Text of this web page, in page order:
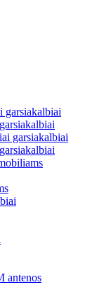
garsiakalbiai
garsiakalbiai
antenos